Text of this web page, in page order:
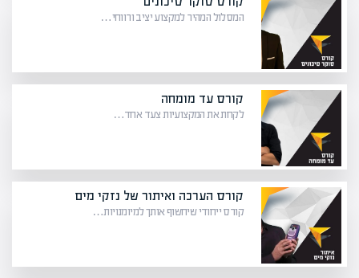
המסלול המהיר למקצוע יציב ורווחי…
קורס עד מומחה
לקחת את המקצועיות צעד אחד…
קורס הערכה ואיתור של נזקי מים
קורס ייחודי שיחשוף אותך למיומנויות…